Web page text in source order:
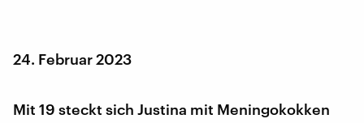
24. Februar 2023
Mit 19 steckt sich Justina mit Meningokokken